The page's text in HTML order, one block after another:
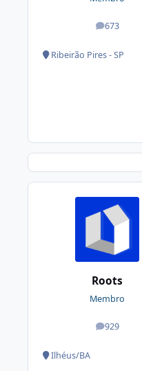
673
posts
Ribeirão Pires - SP
Roots
Membro
929
posts
Ilhéus/BA